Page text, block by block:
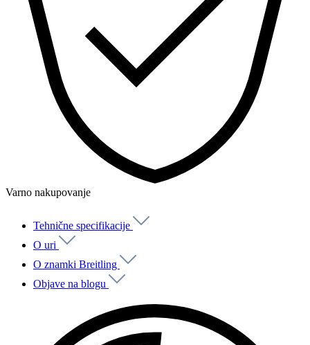
Varno nakupovanje
Tehnične specifikacije
O uri
O znamki Breitling
Objave na blogu